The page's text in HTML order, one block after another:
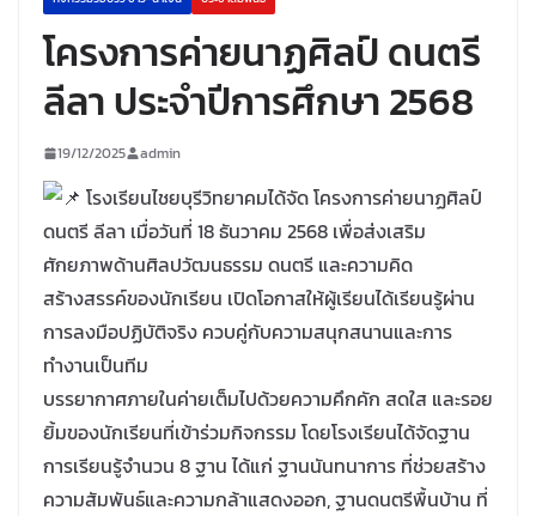
โครงการค่ายนาฏศิลป์ ดนตรี
ลีลา ประจำปีการศึกษา 2568
19/12/2025 admin
โรงเรียนไชยบุรีวิทยาคมได้จัด โครงการค่ายนาฏศิลป์
ดนตรี ลีลา เมื่อวันที่ 18 ธันวาคม 2568 เพื่อส่งเสริม
ศักยภาพด้านศิลปวัฒนธรรม ดนตรี และความคิด
สร้างสรรค์ของนักเรียน เปิดโอกาสให้ผู้เรียนได้เรียนรู้ผ่าน
การลงมือปฏิบัติจริง ควบคู่กับความสนุกสนานและการ
ทำงานเป็นทีม
บรรยากาศภายในค่ายเต็มไปด้วยความคึกคัก สดใส และรอย
ยิ้มของนักเรียนที่เข้าร่วมกิจกรรม โดยโรงเรียนได้จัดฐาน
การเรียนรู้จำนวน 8 ฐาน ได้แก่ ฐานนันทนาการ ที่ช่วยสร้าง
ความสัมพันธ์และความกล้าแสดงออก, ฐานดนตรีพื้นบ้าน ที่